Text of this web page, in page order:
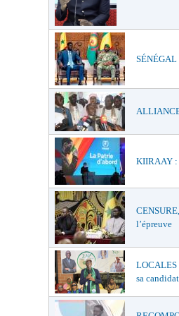
SÉNÉGAL
KIIRAAY :
l’épreuve
sa